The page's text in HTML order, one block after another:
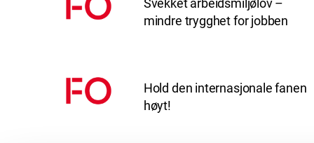
Svekket arbeidsmiljølov –
mindre trygghet for jobben
Hold den internasjonale fanen
høyt!